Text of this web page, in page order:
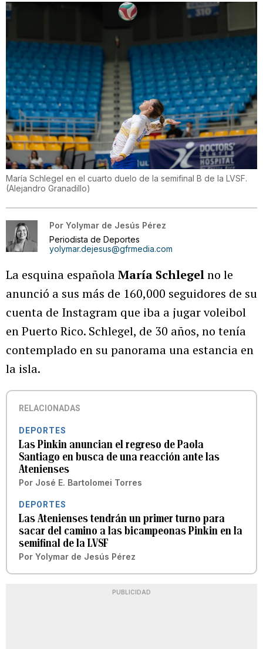
María Schlegel en el cuarto duelo de la semifinal B de la LVSF.
(Alejandro Granadillo)
Por Yolymar de Jesús Pérez
Periodista de Deportes
yolymar.dejesus@gfrmedia.com
La esquina españolaMaría Schlegelno le
anunció a sus más de 160,000 seguidores de su
cuenta de Instagram que iba a jugar voleibol
en Puerto Rico. Schlegel, de 30 años, no tenía
contemplado en su panorama una estancia en
la isla.
RELACIONADAS
DEPORTES
Las Pinkin anuncian el regreso de Paola
Santiago en busca de una reacción ante las
Atenienses
Por José E. Bartolomei Torres
DEPORTES
Las Atenienses tendrán un primer turno para
sacar del camino a las bicampeonas Pinkin en la
semifinal de la LVSF
Por Yolymar de Jesús Pérez
PUBLICIDAD